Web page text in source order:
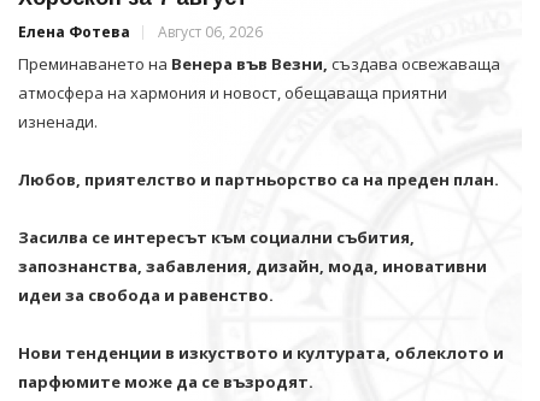
Елена Фотева Август 06, 2026
Преминаването на Венера във Везни, създава освежаваща
атмосфера на хармония и новост, обещаваща приятни
изненади.
Любов, приятелство и партньорство са на преден план.
Засилва се интересът към социални събития,
запознанства, забавления, дизайн, мода, иновативни
идеи за свобода и равенство.
Нови тенденции в изкуството и културата, облеклото и
парфюмите може да се възродят.